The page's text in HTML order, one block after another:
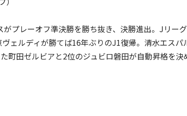
プレーオフ準決勝を勝ち抜き、決勝進出。Jリー
ェルディが勝てば16年ぶりのJ1復帰。清水エスパ
町田ゼルビアと2位のジュビロ磐田が自動昇格を決